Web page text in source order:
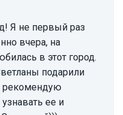
вчера, на
в этот город.
подарили
рекомендую
ее и